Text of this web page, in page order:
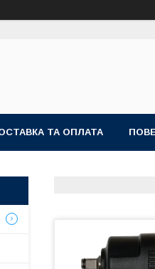
ТА ОПЛАТА